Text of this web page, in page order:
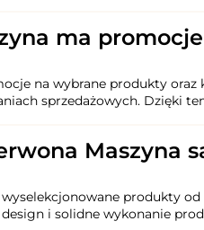
ma
na wybrane produkty
sprzedażowych. Dzięki
Maszyna
produkty
i solidne wykonanie